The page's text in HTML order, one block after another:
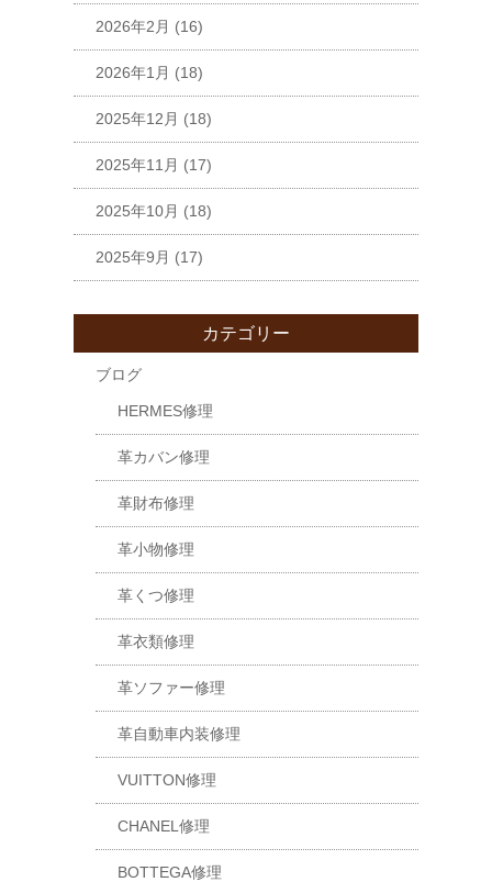
2026年2月 (16)
2026年1月 (18)
2025年12月 (18)
2025年11月 (17)
2025年10月 (18)
2025年9月 (17)
カテゴリー
ブログ
HERMES修理
革カバン修理
革財布修理
革小物修理
革くつ修理
革衣類修理
革ソファー修理
革自動車内装修理
VUITTON修理
CHANEL修理
BOTTEGA修理